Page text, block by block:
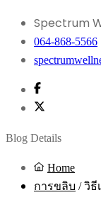
Spectrum
064-868-5566
Blog Details
Home
การขลิบ / วิธี